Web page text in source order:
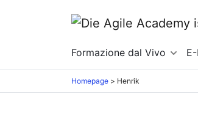
Formazione dal Vivo
Homepage > Henrik